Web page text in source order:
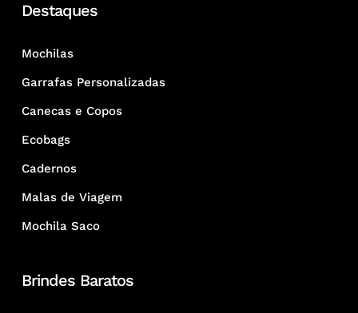
Destaques
Mochilas
Garrafas Personalizadas
Canecas e Copos
Ecobags
Cadernos
Malas de Viagem
Mochila Saco
Brindes Baratos